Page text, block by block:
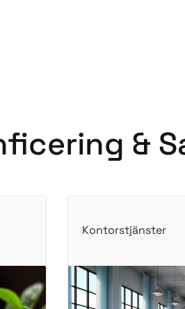
&
Kontorstjänster